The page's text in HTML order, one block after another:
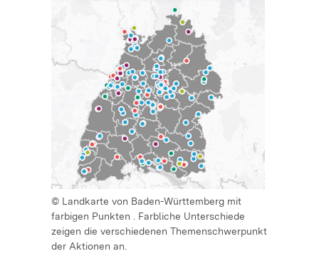
© Landkarte von Baden-Württemberg mit
farbigen Punkten . Farbliche Unterschiede
zeigen die verschiedenen Themenschwerpunkt
der Aktionen an.